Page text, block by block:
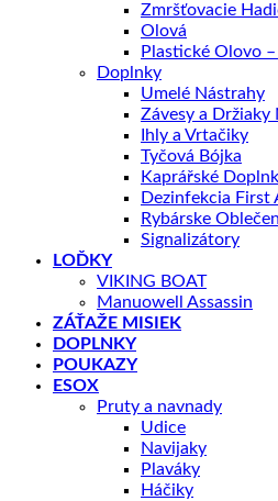
Zmršťovacie
Olová
Plastické Olovo
Doplnky
Umelé Nástrahy
Závesy a Držiaky
Ihly a Vrtačiky
Tyčová Bójka
Kaprářské
Dezinfekcia First
Rybárske
Signalizátory
LOĎKY
VIKING BOAT
Manuowell Assassin
ZÁŤAŽE MISIEK
DOPLNKY
POUKAZY
ESOX
Pruty a navnady
Udice
Navijaky
Plaváky
Háčiky